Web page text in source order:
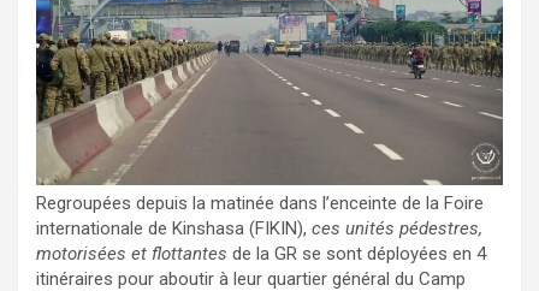
Regroupées depuis la matinée dans l’enceinte de la Foire
internationale de Kinshasa (FIKIN), ces unités pédestres,
motorisées et flottantes de la GR se sont déployées en 4
itinéraires pour aboutir à leur quartier général du Camp